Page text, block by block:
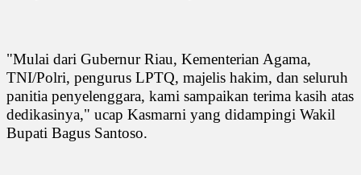
"Mulai dari Gubernur Riau, Kementerian Agama,
TNI/Polri, pengurus LPTQ, majelis hakim, dan seluruh
panitia penyelenggara, kami sampaikan terima kasih atas
dedikasinya," ucap Kasmarni yang didampingi Wakil
Bupati Bagus Santoso.